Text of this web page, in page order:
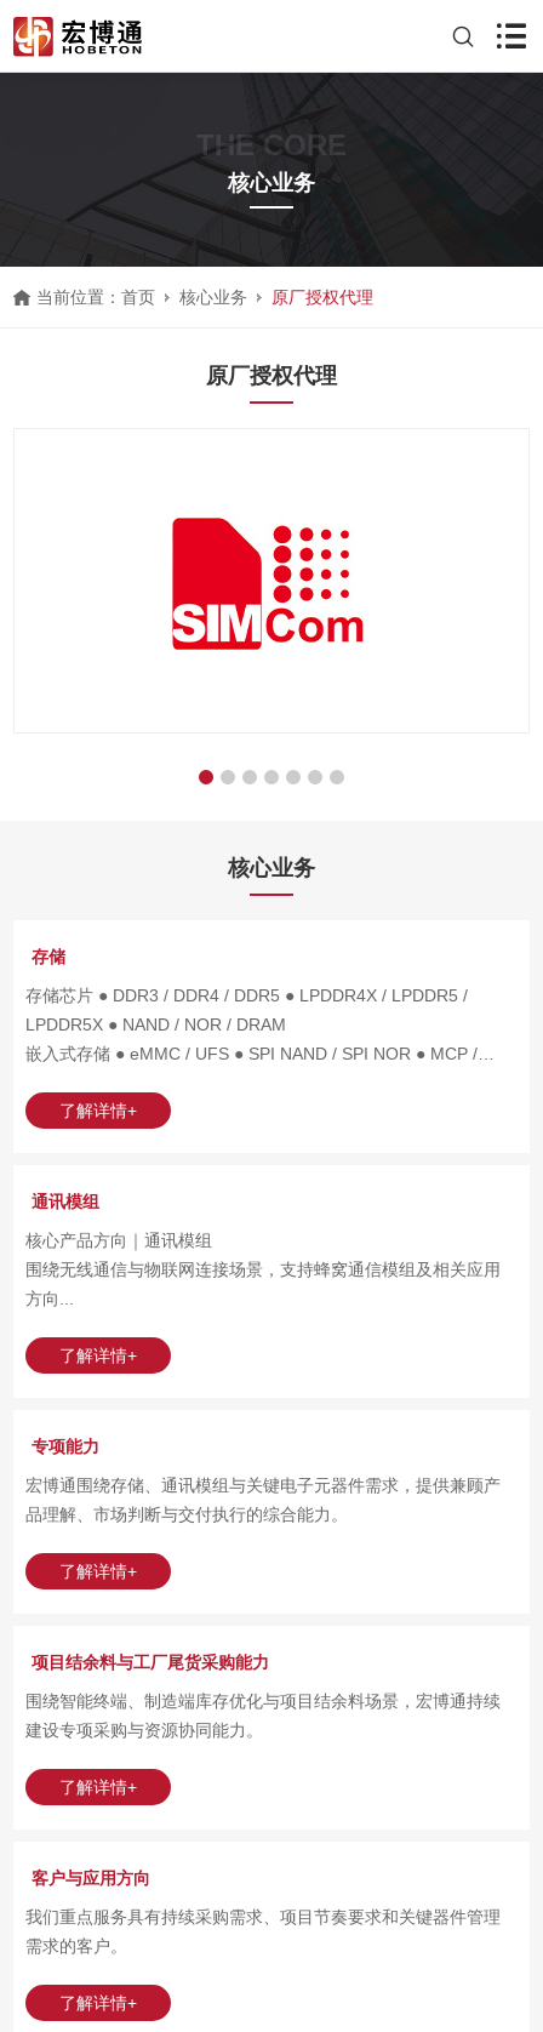
THE CORE
核心业务
当前位置：首页 核心业务 原厂授权代理
原厂授权代理
核心业务
存储
存储芯片 ● DDR3 / DDR4 / DDR5 ● LPDDR4X / LPDDR5 /
LPDDR5X ● NAND / NOR / DRAM
嵌入式存储 ● eMMC / UFS ● SPI NAND / SPI NOR ● MCP /
企业级存储产品 ● 企业级 SSD / 数据中心 SSD ● U.2 / U.3 / E1.S
了解详情+
通讯模组
核心产品方向｜通讯模组
围绕无线通信与物联网连接场景，支持蜂窝通信模组及相关应用
方向...
了解详情+
专项能力
宏博通围绕存储、通讯模组与关键电子元器件需求，提供兼顾产
品理解、市场判断与交付执行的综合能力。
了解详情+
项目结余料与工厂尾货采购能力
围绕智能终端、制造端库存优化与项目结余料场景，宏博通持续
建设专项采购与资源协同能力。
了解详情+
客户与应用方向
我们重点服务具有持续采购需求、项目节奏要求和关键器件管理
需求的客户。
了解详情+